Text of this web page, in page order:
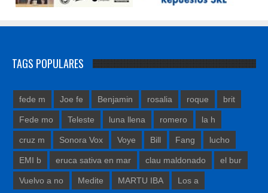
Fede mo Teleste luna llena romero la h
cruz m Sonora Vox Voye Bill Fang lucho
EMI b eruca sativa en mar clau maldonado el bur
Vuelvo a no Medite MARTU IBA Los a